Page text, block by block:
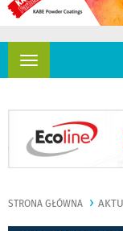
Rozwiń
STRONA GŁÓWNA